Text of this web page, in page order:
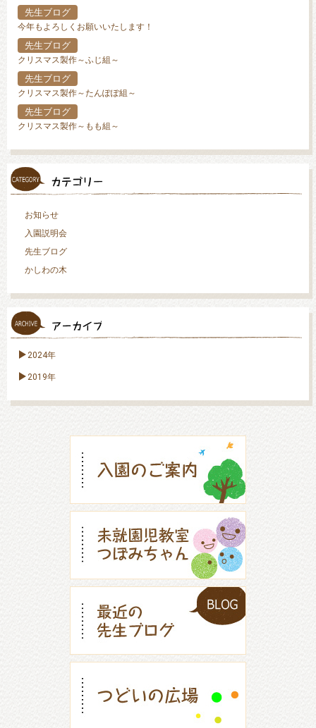
先生ブログ
今年もよろしくお願いいたします！
先生ブログ
クリスマス製作～ふじ組～
先生ブログ
クリスマス製作～たんぽぽ組～
先生ブログ
クリスマス製作～もも組～
お知らせ
入園説明会
先生ブログ
かしわの木
2024年
2019年